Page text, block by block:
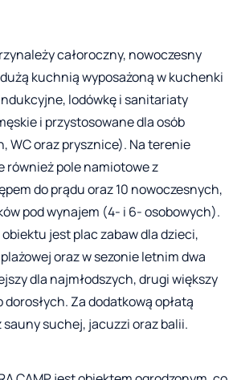
całoroczny, nowoczesny
kuchnią wyposażoną w kuchenki
lodówkę i sanitariaty
i przystosowane dla osób
WC oraz prysznice). Na terenie
pole namiotowe z
do prądu oraz 10 nowoczesnych,
pod wynajem (4- i 6- osobowych).
jest plac zabaw dla dzieci,
oraz w sezonie letnim dwa
dla najmłodszych, drugi większy
dorosłych. Za dodatkową opłatą
suchej, jacuzzi oraz balii.